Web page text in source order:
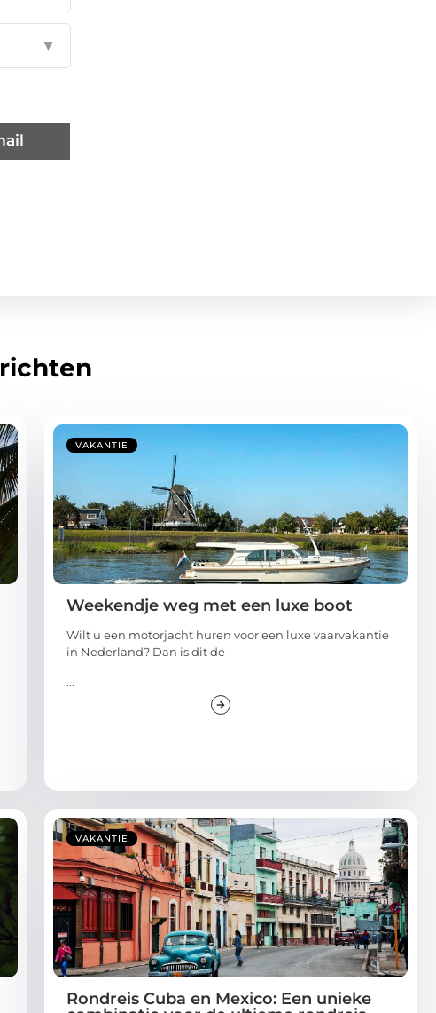
▼
VAKANTIE
Weekendje weg met een luxe boot
Wilt u een motorjacht huren voor een luxe vaarvakantie
in Nederland? Dan is dit de
...
VAKANTIE
Rondreis Cuba en Mexico: Een unieke